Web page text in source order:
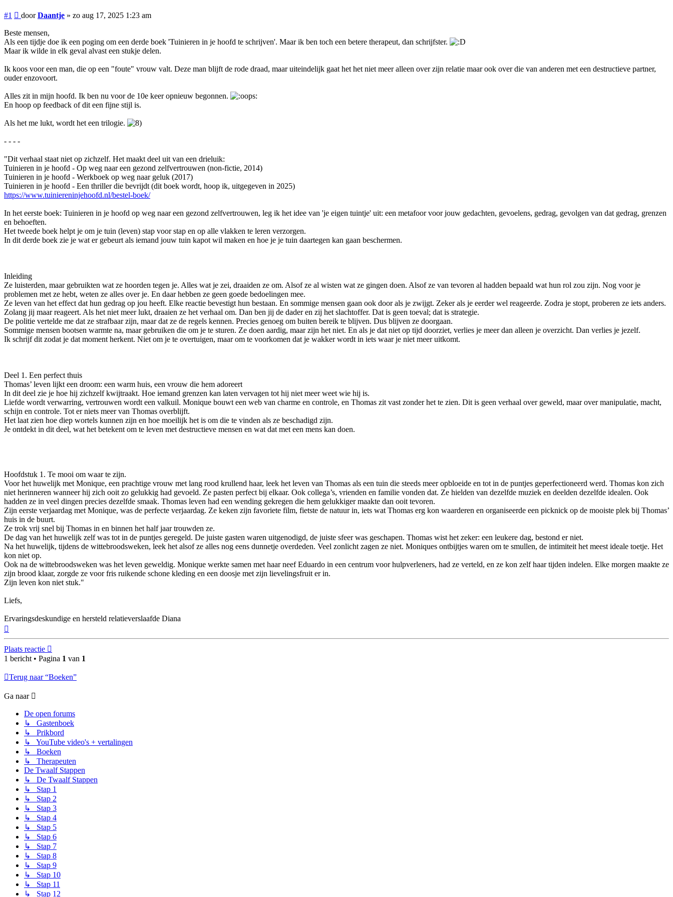
#1 Bericht
doorDaantje » zo aug 17, 2025 1:23 am
Beste mensen,
Als een tijdje doe ik een poging om een derde boek 'Tuinieren in je hoofd te schrijven'. Maar ik ben toch een betere therapeut, dan schrijfster.
Maar ik wilde in elk geval alvast een stukje delen.
Ik koos voor een man, die op een "foute" vrouw valt. Deze man blijft de rode draad, maar uiteindelijk gaat het het niet meer alleen over zijn relatie maar ook over die van anderen met een destructieve partner,
ouder enzovoort.
Alles zit in mijn hoofd. Ik ben nu voor de 10e keer opnieuw begonnen.
En hoop op feedback of dit een fijne stijl is.
Als het me lukt, wordt het een trilogie.
- - - -
"Dit verhaal staat niet op zichzelf. Het maakt deel uit van een drieluik:
Tuinieren in je hoofd - Op weg naar een gezond zelfvertrouwen (non-fictie, 2014)
Tuinieren in je hoofd - Werkboek op weg naar geluk (2017)
Tuinieren in je hoofd - Een thriller die bevrijdt (dit boek wordt, hoop ik, uitgegeven in 2025)
https://www.tuiniereninjehoofd.nl/bestel-boek/
In het eerste boek: Tuinieren in je hoofd op weg naar een gezond zelfvertrouwen, leg ik het idee van 'je eigen tuintje' uit: een metafoor voor jouw gedachten, gevoelens, gedrag, gevolgen van dat gedrag, grenzen
en behoeften.
Het tweede boek helpt je om je tuin (leven) stap voor stap en op alle vlakken te leren verzorgen.
In dit derde boek zie je wat er gebeurt als iemand jouw tuin kapot wil maken en hoe je je tuin daartegen kan gaan beschermen.
Inleiding
Ze luisterden, maar gebruikten wat ze hoorden tegen je. Alles wat je zei, draaiden ze om. Alsof ze al wisten wat ze gingen doen. Alsof ze van tevoren al hadden bepaald wat hun rol zou zijn. Nog voor je
problemen met ze hebt, weten ze alles over je. En daar hebben ze geen goede bedoelingen mee.
Ze leven van het effect dat hun gedrag op jou heeft. Elke reactie bevestigt hun bestaan. En sommige mensen gaan ook door als je zwijgt. Zeker als je eerder wel reageerde. Zodra je stopt, proberen ze iets anders.
Zolang jij maar reageert. Als het niet meer lukt, draaien ze het verhaal om. Dan ben jij de dader en zij het slachtoffer. Dat is geen toeval; dat is strategie.
De politie vertelde me dat ze strafbaar zijn, maar dat ze de regels kennen. Precies genoeg om buiten bereik te blijven. Dus blijven ze doorgaan.
Sommige mensen bootsen warmte na, maar gebruiken die om je te sturen. Ze doen aardig, maar zijn het niet. En als je dat niet op tijd doorziet, verlies je meer dan alleen je overzicht. Dan verlies je jezelf.
Ik schrijf dit zodat je dat moment herkent. Niet om je te overtuigen, maar om te voorkomen dat je wakker wordt in iets waar je niet meer uitkomt.
Deel 1. Een perfect thuis
Thomas’ leven lijkt een droom: een warm huis, een vrouw die hem adoreert
In dit deel zie je hoe hij zichzelf kwijtraakt. Hoe iemand grenzen kan laten vervagen tot hij niet meer weet wie hij is.
Liefde wordt verwarring, vertrouwen wordt een valkuil. Monique bouwt een web van charme en controle, en Thomas zit vast zonder het te zien. Dit is geen verhaal over geweld, maar over manipulatie, macht,
schijn en controle. Tot er niets meer van Thomas overblijft.
Het laat zien hoe diep wortels kunnen zijn en hoe moeilijk het is om die te vinden als ze beschadigd zijn.
Je ontdekt in dit deel, wat het betekent om te leven met destructieve mensen en wat dat met een mens kan doen.
Hoofdstuk 1. Te mooi om waar te zijn.
Voor het huwelijk met Monique, een prachtige vrouw met lang rood krullend haar, leek het leven van Thomas als een tuin die steeds meer opbloeide en tot in de puntjes geperfectioneerd werd. Thomas kon zich
niet herinneren wanneer hij zich ooit zo gelukkig had gevoeld. Ze pasten perfect bij elkaar. Ook collega’s, vrienden en familie vonden dat. Ze hielden van dezelfde muziek en deelden dezelfde idealen. Ook
hadden ze in veel dingen precies dezelfde smaak. Thomas leven had een wending gekregen die hem gelukkiger maakte dan ooit tevoren.
Zijn eerste verjaardag met Monique, was de perfecte verjaardag. Ze keken zijn favoriete film, fietste de natuur in, iets wat Thomas erg kon waarderen en organiseerde een picknick op de mooiste plek bij Thomas’
huis in de buurt.
Ze trok vrij snel bij Thomas in en binnen het half jaar trouwden ze.
De dag van het huwelijk zelf was tot in de puntjes geregeld. De juiste gasten waren uitgenodigd, de juiste sfeer was geschapen. Thomas wist het zeker: een leukere dag, bestond er niet.
Na het huwelijk, tijdens de wittebroodsweken, leek het alsof ze alles nog eens dunnetje overdeden. Veel zonlicht zagen ze niet. Moniques ontbijtjes waren om te smullen, de intimiteit het meest ideale toetje. Het
kon niet op.
Ook na de wittebroodsweken was het leven geweldig. Monique werkte samen met haar neef Eduardo in een centrum voor hulpverleners, had ze verteld, en ze kon zelf haar tijden indelen. Elke morgen maakte ze
zijn brood klaar, zorgde ze voor fris ruikende schone kleding en een doosje met zijn lievelingsfruit er in.
Zijn leven kon niet stuk."
Liefs,
Ervaringsdeskundige en hersteld relatieverslaafde Diana
Plaats reactie
1 bericht • Pagina 1 van 1
Terug naar “Boeken”
Ga naar
De open forums
↳ Gastenboek
↳ Prikbord
↳ YouTube video's + vertalingen
↳ Boeken
↳ Therapeuten
De Twaalf Stappen
↳ De Twaalf Stappen
↳ Stap 1
↳ Stap 2
↳ Stap 3
↳ Stap 4
↳ Stap 5
↳ Stap 6
↳ Stap 7
↳ Stap 8
↳ Stap 9
↳ Stap 10
↳ Stap 11
↳ Stap 12